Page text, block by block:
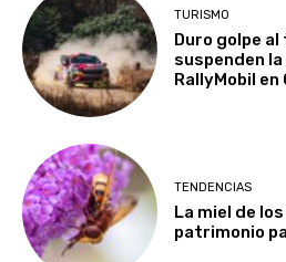
TURISMO
Duro golpe
suspenden la
RallyMobil en
TENDENCIAS
La miel de
patrimonio